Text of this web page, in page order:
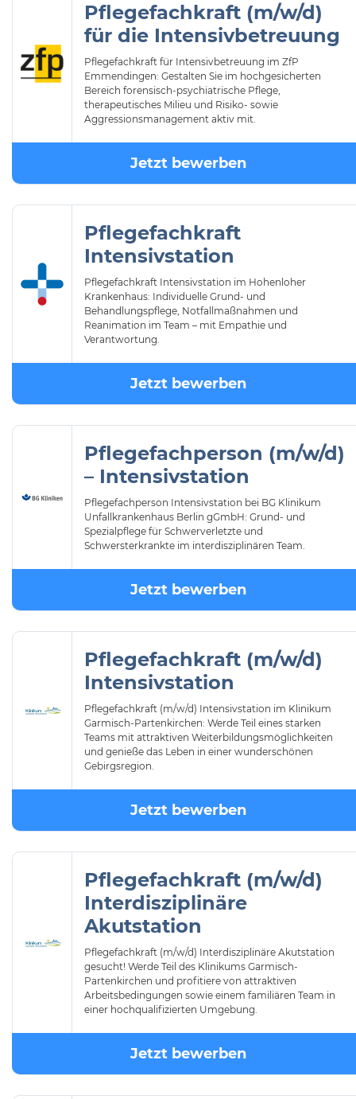
Pflegefachkraft (m/w/d)
für die Intensivbetreuung
Pflegefachkraft für Intensivbetreuung im ZfP
Emmendingen: Gestalten Sie im hochgesicherten
Bereich forensisch-psychiatrische Pflege,
therapeutisches Milieu und Risiko- sowie
Aggressionsmanagement aktiv mit.
Jetzt bewerben
Pflegefachkraft
Intensivstation
Pflegefachkraft Intensivstation im Hohenloher
Krankenhaus: Individuelle Grund- und
Behandlungspflege, Notfallmaßnahmen und
Reanimation im Team – mit Empathie und
Verantwortung.
Jetzt bewerben
Pflegefachperson (m/w/d)
– Intensivstation
Pflegefachperson Intensivstation bei BG Klinikum
Unfallkrankenhaus Berlin gGmbH: Grund- und
Spezialpflege für Schwerverletzte und
Schwersterkrankte im interdisziplinären Team.
Jetzt bewerben
Pflegefachkraft (m/w/d)
Intensivstation
Pflegefachkraft (m/w/d) Intensivstation im Klinikum
Garmisch-Partenkirchen: Werde Teil eines starken
Teams mit attraktiven Weiterbildungsmöglichkeiten
und genieße das Leben in einer wunderschönen
Gebirgsregion.
Jetzt bewerben
Pflegefachkraft (m/w/d)
Interdisziplinäre
Akutstation
Pflegefachkraft (m/w/d) Interdisziplinäre Akutstation
gesucht! Werde Teil des Klinikums Garmisch-
Partenkirchen und profitiere von attraktiven
Arbeitsbedingungen sowie einem familiären Team in
einer hochqualifizierten Umgebung.
Jetzt bewerben